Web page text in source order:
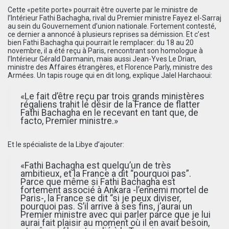
Cette «petite porte» pourrait être ouverte par le ministre de
l’Intérieur Fathi Bachagha, rival du Premier ministre Fayez el-Sarraj
au sein du Gouvernement d’union nationale. Fortement contesté,
ce dernier a annoncé à plusieurs reprises sa démission. Et c’est
bien Fathi Bachagha qui pourrait le remplacer: du 18 au 20
novembre, il a été reçu à Paris, rencontrant son homologue à
l’Intérieur Gérald Darmanin, mais aussi Jean-Yves Le Drian,
ministre des Affaires étrangères, et Florence Parly, ministre des
Armées. Un tapis rouge qui en dit long, explique Jalel Harchaoui:
«Le fait d’être reçu par trois grands ministères
régaliens trahit le désir de la France de flatter
Fathi Bachagha en le recevant en tant que, de
facto, Premier ministre.»
Et le spécialiste de la Libye d’ajouter:
«Fathi Bachagha est quelqu’un de très
ambitieux, et la France a dit “pourquoi pas”.
Parce que même si Fathi Bachagha est
fortement associé à Ankara -l’ennemi mortel de
Paris-, la France se dit “si je peux diviser,
pourquoi pas. S’il arrive à ses fins, j’aurai un
Premier ministre avec qui parler parce que je lui
aurai fait plaisir au moment où il en avait besoin,